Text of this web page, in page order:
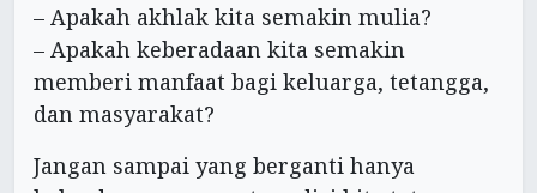
– Apakah akhlak kita semakin mulia?
– Apakah keberadaan kita semakin
memberi manfaat bagi keluarga, tetangga,
dan masyarakat?
Jangan sampai yang berganti hanya